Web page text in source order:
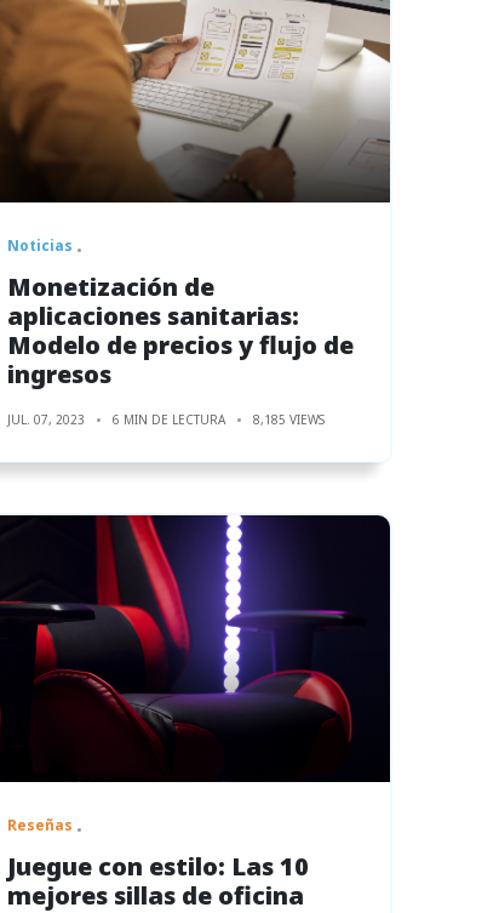
Noticias
Monetización de
aplicaciones sanitarias:
Modelo de precios y flujo de
ingresos
JUL. 07, 2023 6 MIN DE LECTURA 8,185 VIEWS
Reseñas
Juegue con estilo: Las 10
mejores sillas de oficina